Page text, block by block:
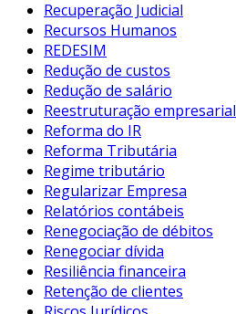
Recuperação Judicial
Recursos Humanos
REDESIM
Redução de custos
Redução de salário
Reestruturação empresarial
Reforma do IR
Reforma Tributária
Regime tributário
Regularizar Empresa
Relatórios contábeis
Renegociação de débitos
Renegociar dívida
Resiliência financeira
Retenção de clientes